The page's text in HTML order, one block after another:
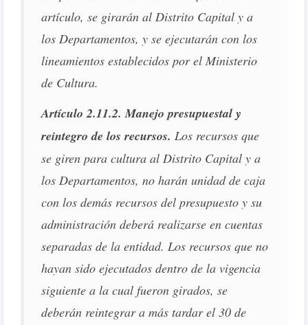
artículo, se girarán al Distrito Capital y a
los Departamentos, y se ejecutarán con los
lineamientos establecidos por el Ministerio
de Cultura.
Artículo 2.11.2. Manejo presupuestal y
reintegro de los recursos. Los recursos que
se giren para cultura al Distrito Capital y a
los Departamentos, no harán unidad de caja
con los demás recursos del presupuesto y su
administración deberá realizarse en cuentas
separadas de la entidad. Los recursos que no
hayan sido ejecutados dentro de la vigencia
siguiente a la cual fueron girados, se
deberán reintegrar a más tardar el 30 de